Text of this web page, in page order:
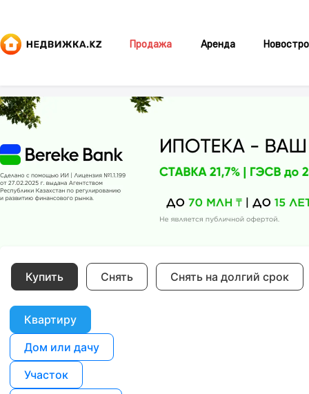
Продажа Аренда
Купить Снять Снять на долгий срок
Квартиру
Дом или дачу
Участок